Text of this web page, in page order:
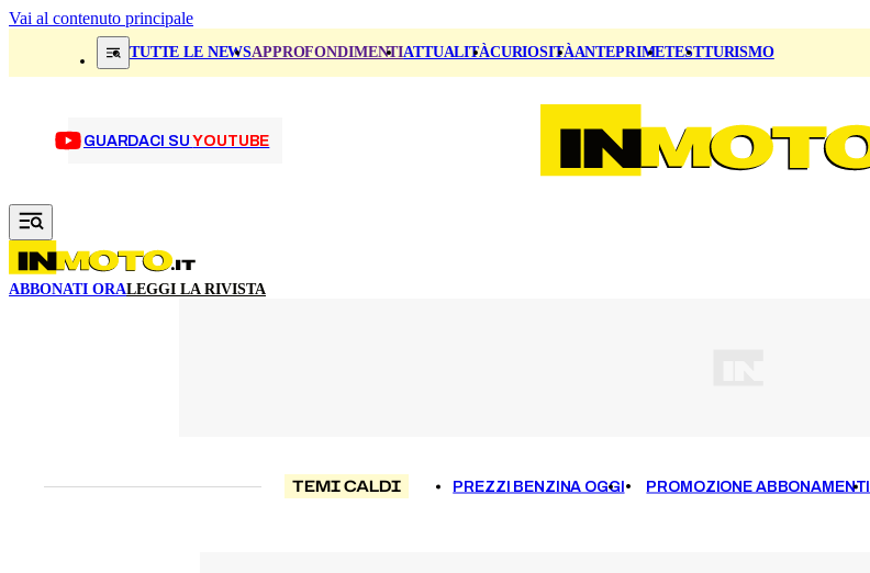
Vai al contenuto principale
TUTTE LE NEWSAPPROFONDIMENTIATTUALITÀCURIOSITÀANTEPRIMETESTTURISMO
GUARDACI SUYOUTUBE
ABBONATI ORALEGGI LA RIVISTA
TEMI CALDI PREZZI BENZINA OGGI PROMOZIONE ABBONAMENTI